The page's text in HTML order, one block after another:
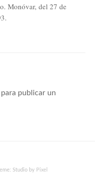
Monóvar, del 27 de
para publicar un
Studio by Pixel